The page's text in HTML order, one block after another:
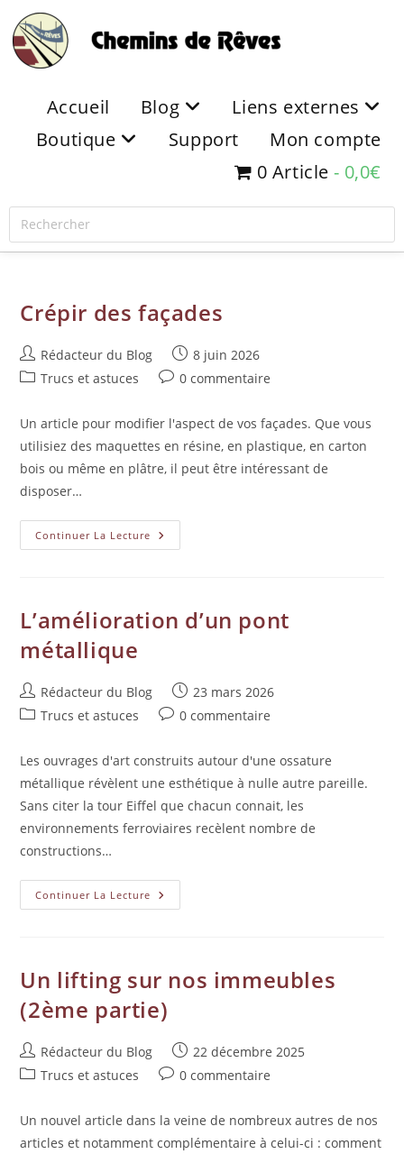
Accueil Blog
Liens externes
Boutique
Support
Mon compte
0 Article
0,0€
Crépir des façades
Rédacteur du Blog
8 juin 2026
Trucs et astuces
0 commentaire
Un article pour modifier l'aspect de vos façades. Que vous
utilisiez des maquettes en résine, en plastique, en carton
bois ou même en plâtre, il peut être intéressant de
disposer…
Continuer La Lecture
L’amélioration d’un pont
métallique
Rédacteur du Blog
23 mars 2026
Trucs et astuces
0 commentaire
Les ouvrages d'art construits autour d'une ossature
métallique révèlent une esthétique à nulle autre pareille.
Sans citer la tour Eiffel que chacun connait, les
environnements ferroviaires recèlent nombre de
constructions…
Continuer La Lecture
Un lifting sur nos immeubles
(2ème partie)
Rédacteur du Blog
22 décembre 2025
Trucs et astuces
0 commentaire
Un nouvel article dans la veine de nombreux autres de nos
articles et notamment complémentaire à celui-ci : comment